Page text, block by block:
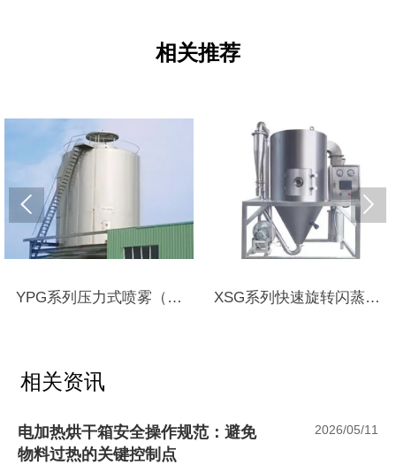
相关推荐
压力式喷雾（冷
XSG系列快速旋转闪蒸干
咖啡生
 
相关资讯
电加热烘干箱安全操作规范：避免
物料过热的关键控制点
2026/05/11